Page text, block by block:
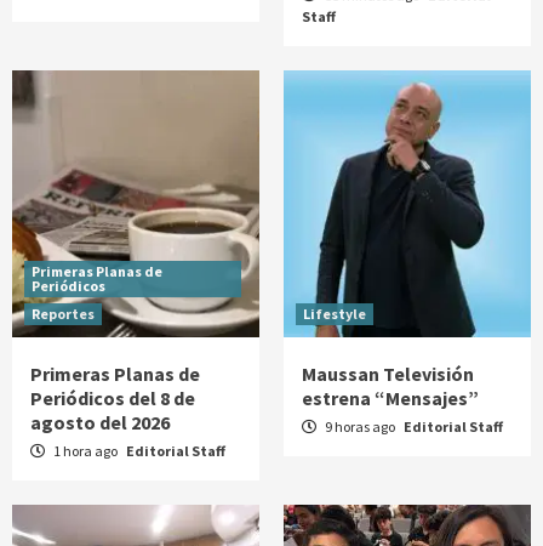
Staff
Primeras Planas de
Periódicos
Reportes
Primeras Planas de
Periódicos del 8 de
agosto del 2026
1 hora ago Editorial Staff
Lifestyle
Maussan Televisión
estrena “Mensajes”
9 horas ago Editorial Staff